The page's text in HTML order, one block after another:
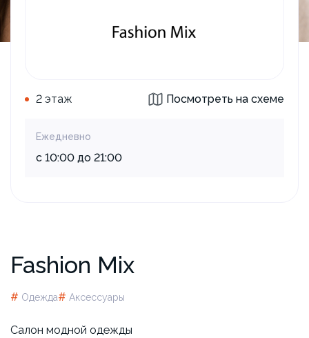
Fashion Mix
# Одежда# Аксессуары
Салон модной одежды
2 этаж Посмотреть на схеме
Ежедневно
с 10:00 до 21:00